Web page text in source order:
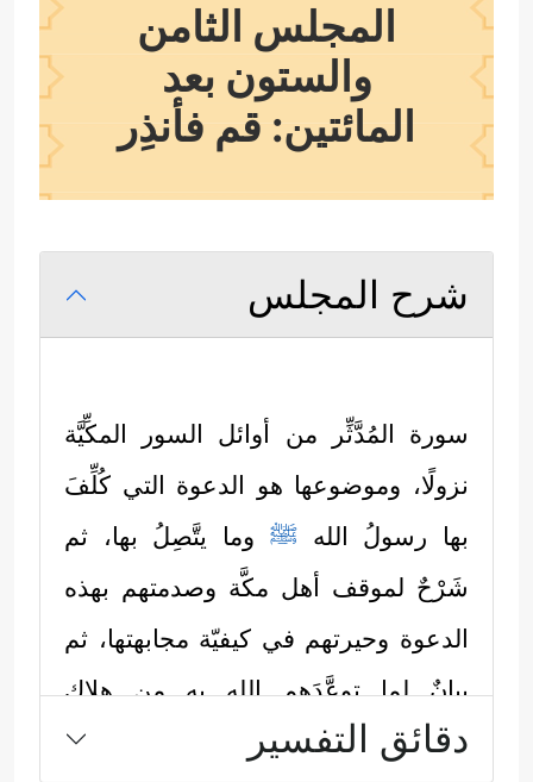
المجلس الثامن
والستون بعد
المائتين: قم فأنذِر
شرح المجلس
سورة المُدَّثِّر من أوائل السور المكِّيَّة
نزولًا، وموضوعها هو الدعوة التي كُلِّفَ
بها رسولُ اللهﷺ وما يتَّصِلُ بها، ثم
شَرْحٌ لموقف أهل مكَّة وصدمتهم بهذه
الدعوة وحيرتهم في كيفيّة مجابهتها، ثم
بيانٌ لما توعَّدَهم الله به من هلاكٍ
وعذابٍ، وكما يأتي:
دقائق التفسير